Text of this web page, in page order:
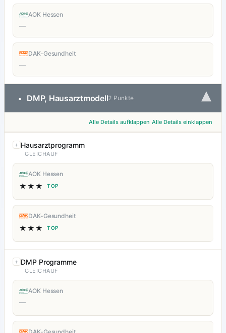
AOK Hessen
—
DAK-Gesundheit
—
• DMP, Hausarztmodell2 Punkte ▾
Alle Details aufklappen Alle Details einklappen
Hausarztprogramm
GLEICHAUF
AOK Hessen
★★★ TOP
DAK-Gesundheit
★★★ TOP
DMP Programme
GLEICHAUF
AOK Hessen
—